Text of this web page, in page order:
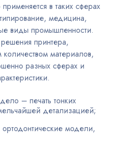
в таких сферах
медицина,
виды промышленности.
принтера,
материалов,
разных сферах и
– печать тонких
детализацией;
модели,